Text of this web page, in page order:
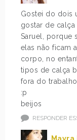
Gostei do dois
gostar de calça
Saruel, porque
elas não ficam
corpo, no
tipos de calça
fora do trabalho.
:p
beijos
RESPONDER
Mayra